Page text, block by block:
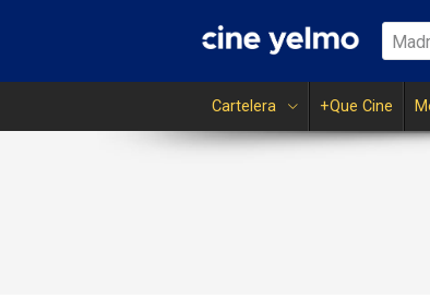
Cartelera +Que Cine